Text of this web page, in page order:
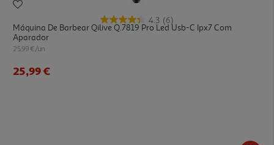
4.3 (6)
Máquina De Barbear Qilive Q.7819 Pro Led Usb-C Ipx7 Com
Aparador
25.99 €/un
25,99 €